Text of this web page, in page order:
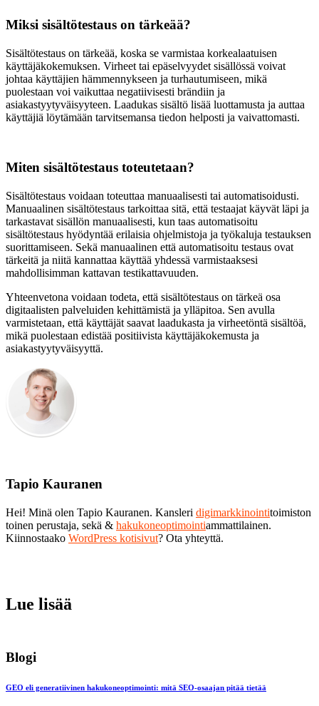
Miksi sisältötestaus on tärkeää?
Sisältötestaus on tärkeää, koska se varmistaa korkealaatuisen
käyttäjäkokemuksen. Virheet tai epäselvyydet sisällössä voivat
johtaa käyttäjien hämmennykseen ja turhautumiseen, mikä
puolestaan voi vaikuttaa negatiivisesti brändiin ja
asiakastyytyväisyyteen. Laadukas sisältö lisää luottamusta ja auttaa
käyttäjiä löytämään tarvitsemansa tiedon helposti ja vaivattomasti.
Miten sisältötestaus toteutetaan?
Sisältötestaus voidaan toteuttaa manuaalisesti tai automatisoidusti.
Manuaalinen sisältötestaus tarkoittaa sitä, että testaajat käyvät läpi ja
tarkastavat sisällön manuaalisesti, kun taas automatisoitu
sisältötestaus hyödyntää erilaisia ohjelmistoja ja työkaluja testauksen
suorittamiseen. Sekä manuaalinen että automatisoitu testaus ovat
tärkeitä ja niitä kannattaa käyttää yhdessä varmistaaksesi
mahdollisimman kattavan testikattavuuden.
Yhteenvetona voidaan todeta, että sisältötestaus on tärkeä osa
digitaalisten palveluiden kehittämistä ja ylläpitoa. Sen avulla
varmistetaan, että käyttäjät saavat laadukasta ja virheetöntä sisältöä,
mikä puolestaan edistää positiivista käyttäjäkokemusta ja
asiakastyytyväisyyttä.
Tapio Kauranen
Hei! Minä olen Tapio Kauranen. Kansleri digimarkkinointitoimiston
toinen perustaja, sekä & hakukoneoptimointiammattilainen.
Kiinnostaako WordPress kotisivut? Ota yhteyttä.
Lue lisää
Blogi
GEO eli generatiivinen hakukoneoptimointi: mitä SEO-osaajan pitää tietää